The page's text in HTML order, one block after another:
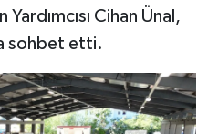
Cihan Ünal,
sohbet etti.